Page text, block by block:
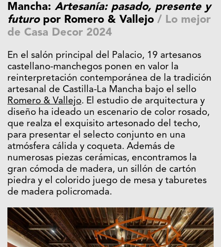
Mancha: Artesanía: pasado, presente y
futuropor Romero & Vallejo / Lo mejor
de Casa Decor 2024
En el salón principal del Palacio, 19 artesanos
castellano-manchegos ponen en valor la
reinterpretación contemporánea de la tradición
artesanal de Castilla-La Mancha bajo el sello
Romero & Vallejo. El estudio de arquitectura y
diseño ha ideado un escenario de color rosado,
que realza el exquisito artesonado del techo,
para presentar el selecto conjunto en una
atmósfera cálida y coqueta. Además de
numerosas piezas cerámicas, encontramos la
gran cómoda de madera, un sillón de cartón
piedra y el colorido juego de mesa y taburetes
de madera policromada.